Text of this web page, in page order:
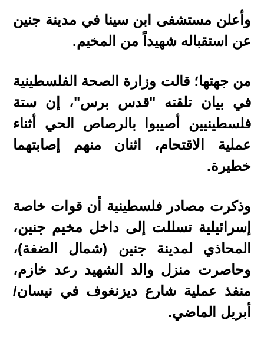
وأعلن مستشفى ابن سينا في مدينة جنين
عن استقباله شهيداً من المخيم.
من جهتها؛ قالت وزارة الصحة الفلسطينية
في بيان تلقته "قدس برس"، إن ستة
فلسطينيين أصيبوا بالرصاص الحي أثناء
عملية الاقتحام، اثنان منهم إصابتهما
خطيرة.
وذكرت مصادر فلسطينية أن قوات خاصة
إسرائيلية تسللت إلى داخل مخيم جنين،
المحاذي لمدينة جنين (شمال الضفة)،
وحاصرت منزل والد الشهيد رعد خازم،
منفذ عملية شارع ديزنغوف في نيسان/
أبريل الماضي.